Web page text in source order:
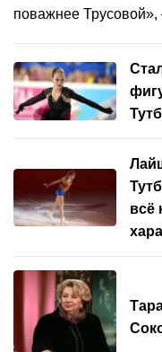
поважнее Трусовой»,
всё